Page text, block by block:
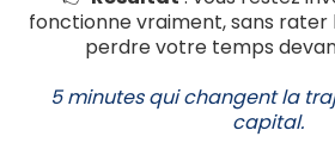
fonctionne vraiment, sans rater
perdre votre temps
5 minutes qui changent la
capital.